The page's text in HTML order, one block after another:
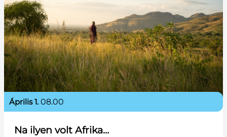
Na ilyen volt Afrika…
április 1. 08.00